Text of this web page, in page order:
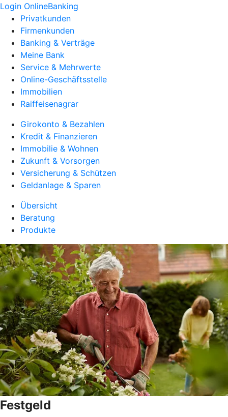
Login OnlineBanking
Privatkunden
Firmenkunden
Banking & Verträge
Meine Bank
Service & Mehrwerte
Online-Geschäftsstelle
Immobilien
Raiffeisenagrar
Girokonto & Bezahlen
Kredit & Finanzieren
Immobilie & Wohnen
Zukunft & Vorsorgen
Versicherung & Schützen
Geldanlage & Sparen
Übersicht
Beratung
Produkte
Festgeld